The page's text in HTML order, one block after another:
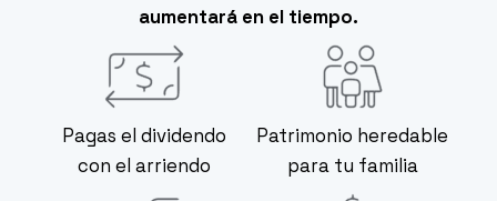
aumentará en el tiempo.
Pagas el dividendo
con el arriendo
Patrimonio heredable
para tu familia